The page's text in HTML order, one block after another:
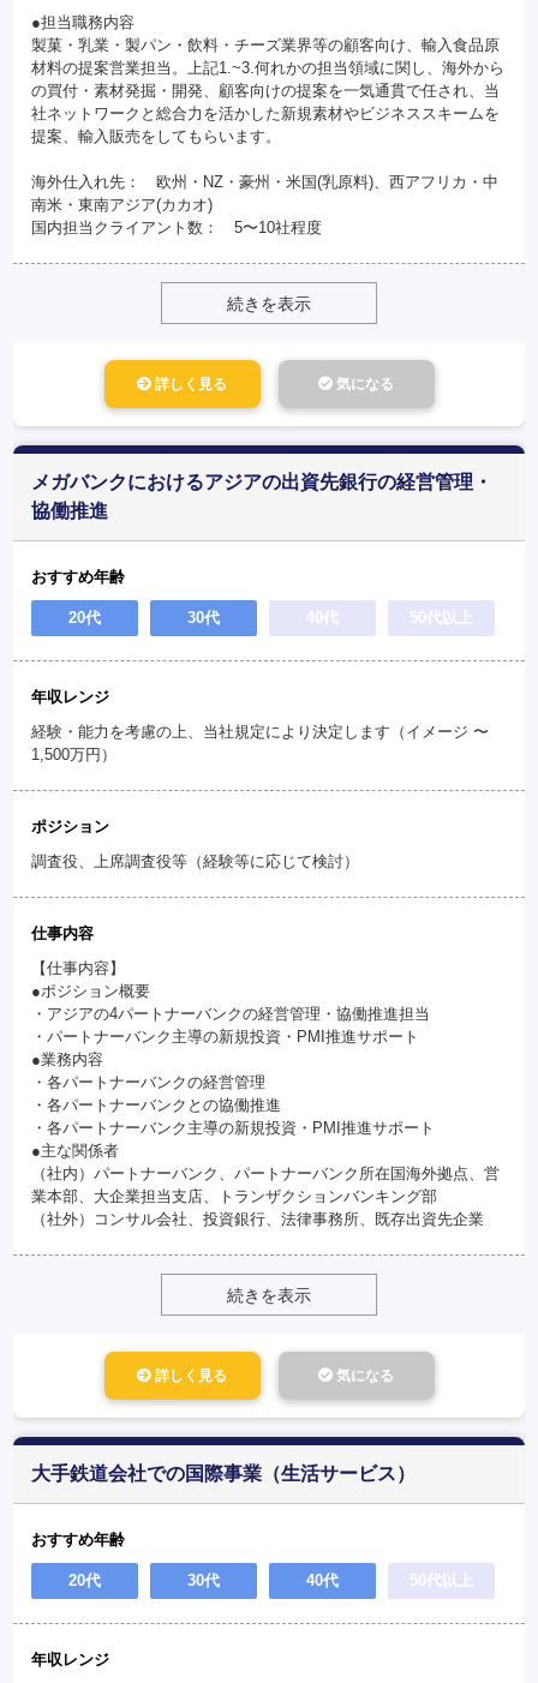
●担当職務内容
製菓・乳業・製パン・飲料・チーズ業界等の顧客向け、輸入食品原
材料の提案営業担当。上記1.~3.何れかの担当領域に関し、海外から
の買付・素材発掘・開発、顧客向けの提案を一気通貫で任され、当
社ネットワークと総合力を活かした新規素材やビジネススキームを
提案、輸入販売をしてもらいます。
海外仕入れ先： 欧州・NZ・豪州・米国(乳原料)、西アフリカ・中
南米・東南アジア(カカオ)
国内担当クライアント数： 5〜10社程度
続きを表示
詳しく見る 気になる
メガバンクにおけるアジアの出資先銀行の経営管理・
協働推進
おすすめ年齢
20代 30代 40代 50代以上
年収レンジ
経験・能力を考慮の上、当社規定により決定します（イメージ 〜
1,500万円）
ポジション
調査役、上席調査役等（経験等に応じて検討）
仕事内容
【仕事内容】
●ポジション概要
・アジアの4パートナーバンクの経営管理・協働推進担当
・パートナーバンク主導の新規投資・PMI推進サポート
●業務内容
・各パートナーバンクの経営管理
・各パートナーバンクとの協働推進
・各パートナーバンク主導の新規投資・PMI推進サポート
●主な関係者
（社内）パートナーバンク、パートナーバンク所在国海外拠点、営
業本部、大企業担当支店、トランザクションバンキング部
（社外）コンサル会社、投資銀行、法律事務所、既存出資先企業
続きを表示
詳しく見る 気になる
大手鉄道会社での国際事業（生活サービス）
おすすめ年齢
20代 30代 40代 50代以上
年収レンジ